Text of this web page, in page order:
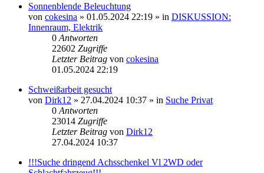
Sonnenblende Beleuchtung
von cokesina » 01.05.2024 22:19 » in DISKUSSION:
Innenraum, Elektrik
0 Antworten
22602 Zugriffe
Letzter Beitrag von cokesina
01.05.2024 22:19
Schweißarbeit gesucht
von Dirk12 » 27.04.2024 10:37 » in Suche Privat
0 Antworten
23014 Zugriffe
Letzter Beitrag von Dirk12
27.04.2024 10:37
!!!Suche dringend Achsschenkel Vl 2WD oder